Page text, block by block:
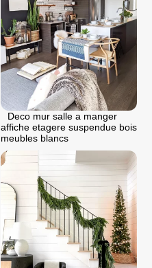
Deco mur salle a manger
affiche etagere suspendue bois
meubles blancs